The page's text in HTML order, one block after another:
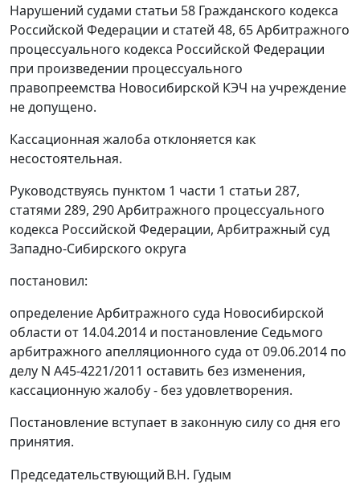
Нарушений судами статьи 58 Гражданского кодекса
Российской Федерации и статей 48, 65 Арбитражного
процессуального кодекса Российской Федерации
при произведении процессуального
правопреемства Новосибирской КЭЧ на учреждение
не допущено.
Кассационная жалоба отклоняется как
несостоятельная.
Руководствуясь пунктом 1 части 1 статьи 287,
статями 289, 290 Арбитражного процессуального
кодекса Российской Федерации, Арбитражный суд
Западно-Сибирского округа
постановил:
определение Арбитражного суда Новосибирской
области от 14.04.2014 и постановление Седьмого
арбитражного апелляционного суда от 09.06.2014 по
делу N А45-4221/2011 оставить без изменения,
кассационную жалобу - без удовлетворения.
Постановление вступает в законную силу со дня его
принятия.
ПредседательствующийВ.Н. Гудым